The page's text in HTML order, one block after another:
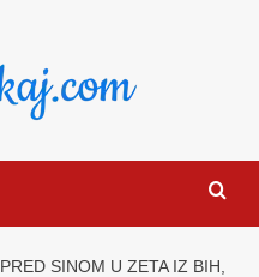
SINOM U ZETA IZ BIH,